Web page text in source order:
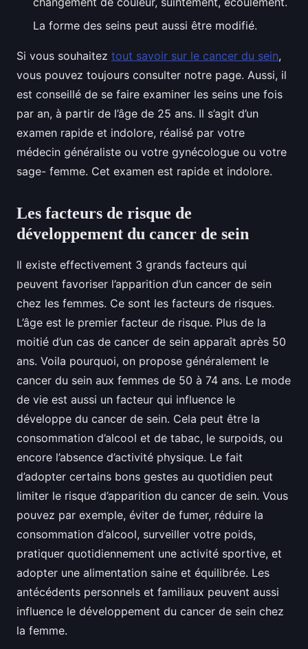
La forme des seins peut aussi être modifié.
Si vous souhaitez tout savoir sur le cancer du sein,
vous pouvez toujours consulter notre page. Aussi, il
est conseillé de se faire examiner les seins une fois
par an, à partir de l’âge de 25 ans. Il s’agit d’un
examen rapide et indolore, réalisé par votre
médecin généraliste ou votre gynécologue ou votre
sage- femme. Cet examen est rapide et indolore.
Les facteurs de risque de
développement du cancer de sein
Il existe effectivement 3 grands facteurs qui
peuvent favoriser l’apparition d’un cancer de sein
chez les femmes. Ce sont les facteurs de risques.
L’âge est le premier facteur de risque. Plus de la
moitié d’un cas de cancer de sein apparaît après 50
ans. Voila pourquoi, on propose généralement le
cancer du sein aux femmes de 50 à 74 ans. Le mode
de vie est aussi un facteur qui influence le
développe du cancer de sein. Cela peut être la
consommation d’alcool et de tabac, le surpoids, ou
encore l’absence d’activité physique. Le fait
d’adopter certains bons gestes au quotidien peut
limiter le risque d’apparition du cancer de sein. Vous
pouvez par exemple, éviter de fumer, réduire la
consommation d’alcool, surveiller votre poids,
pratiquer quotidiennement une activité sportive, et
adopter une alimentation saine et équilibrée. Les
antécédents personnels et familiaux peuvent aussi
influence le développement du cancer de sein chez
la femme.